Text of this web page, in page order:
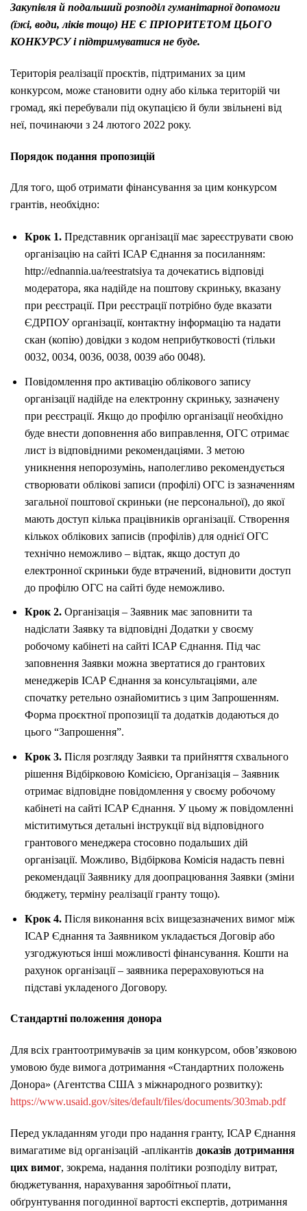
Закупівля й подальший розподіл гуманітарної допомоги
(їжі, води, ліків тощо) НЕ Є ПРІОРИТЕТОМ ЦЬОГО
КОНКУРСУ і підтримуватися не буде.
Територія реалізації проєктів, підтриманих за цим
конкурсом, може становити одну або кілька територій чи
громад, які перебували під окупацією й були звільнені від
неї, починаючи з 24 лютого 2022 року.
Порядок подання пропозицій
Для того, щоб отримати фінансування за цим конкурсом
грантів, необхідно:
Крок 1.Представник організації має зареєструвати свою
організацію на сайті ІСАР Єднання за посиланням:
http://ednannia.ua/reestratsiya та дочекатись відповіді
модератора, яка надійде на поштову скриньку, вказану
при реєстрації. При реєстрації потрібно буде вказати
ЄДРПОУ організації, контактну інформацію та надати
скан (копію) довідки з кодом неприбутковості (тільки
0032, 0034, 0036, 0038, 0039 або 0048).
Повідомлення про активацію облікового запису
організації надійде на електронну скриньку, зазначену
при реєстрації. Якщо до профілю організаціїнеобхідно
буде внести доповнення або виправлення, ОГС отримає
лист із відповідними рекомендаціями. З метою
уникнення непорозумінь, наполегливо рекомендується
створювати облікові записи (профілі) ОГС із зазначенням
загальної поштової скриньки (не персональної), до якої
мають доступ кілька працівників організації. Створення
кількох облікових записів (профілів) для однієї ОГС
технічно неможливо – відтак, якщо доступ до
електронної скриньки буде втрачений, відновити доступ
до профілю ОГС на сайті буде неможливо.
Крок 2.Організація – Заявник має заповнити та
надіслати Заявку та відповідні Додатки у своєму
робочому кабінеті на сайті ІСАР Єднання. Під час
заповнення Заявки можна звертатися до грантових
менеджерів ІСАР Єднання за консультаціями, але
спочатку ретельно ознайомитись з цим Запрошенням.
Форма проєктної пропозиції та додатків додаються до
цього “Запрошення”.
Крок 3.Після розгляду Заявки та прийняття схвального
рішення Відбірковою Комісією, Організація – Заявник
отримає відповідне повідомлення у своєму робочому
кабінеті на сайті ІСАР Єднання. У цьому ж повідомленні
міститимуться детальні інструкції від відповідного
грантового менеджера стосовно подальших дій
організації. Можливо, Відбіркова Комісія надасть певні
рекомендації Заявнику для доопрацювання Заявки (зміни
бюджету, терміну реалізації гранту тощо).
Крок 4.Після виконання всіх вищезазначених вимог між
ІСАР Єднання та Заявником укладається Договір або
узгоджуються інші можливості фінансування. Кошти на
рахунок організації – заявника перераховуються на
підставі укладеного Договору.
Стандартні положення донора
Для всіх грантоотримувачів за цим конкурсом, обов’язковою
умовою буде вимога дотримання «Стандартних положень
Донора» (Агентства США з міжнародного розвитку):
https://www.usaid.gov/sites/default/files/documents/303mab.pdf
Перед укладанням угоди про надання гранту, ІСАР Єднання
вимагатиме від організацій -аплікантів доказів дотримання
цих вимог, зокрема, надання політики розподілу витрат,
бюджетування, нарахування заробітньої плати,
обґрунтування погодинної вартості експертів, дотримання